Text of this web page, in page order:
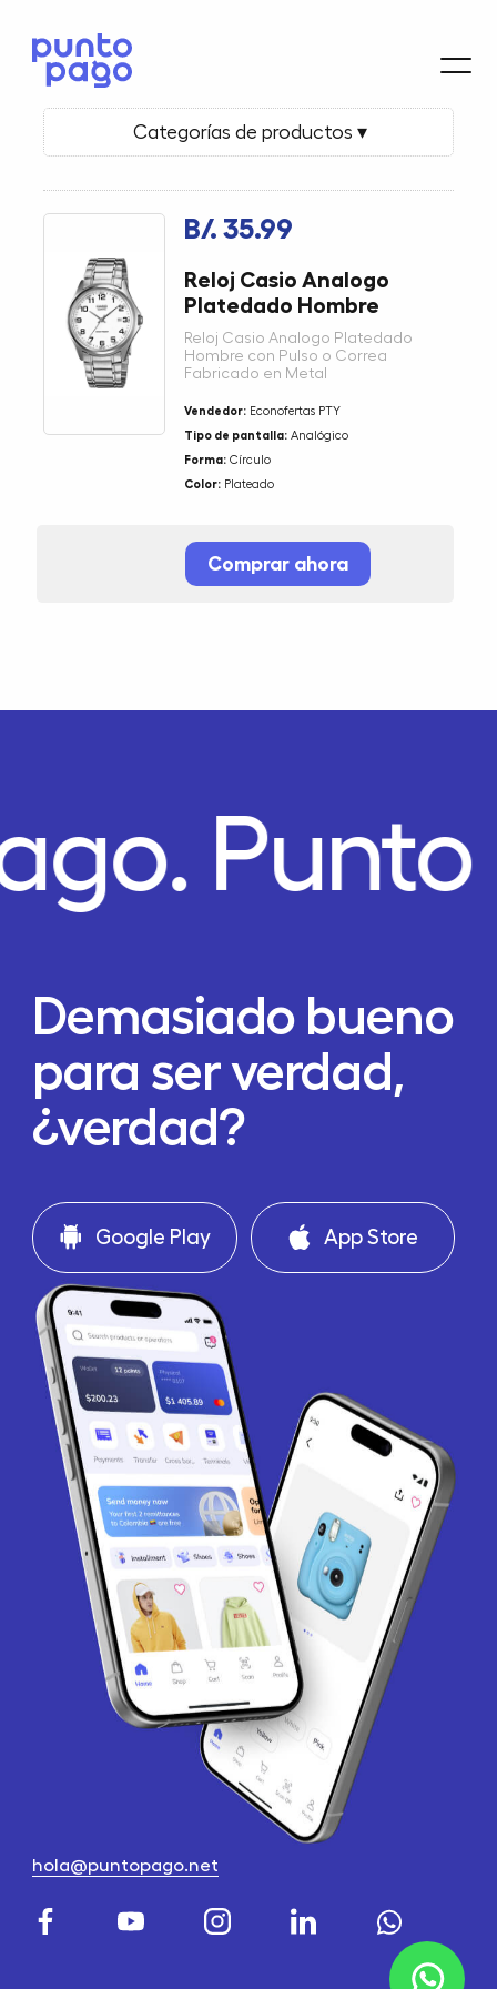
Categorías de productos ▾
B/. 35.99
Reloj Casio Analogo
Platedado Hombre
Reloj Casio Analogo Platedado
Hombre con Pulso o Correa
Fabricado en Metal
Vendedor: Econofertas PTY
Tipo de pantalla: Analógico
Forma: Círculo
Color: Plateado
Comprar ahora
Demasiado bueno
para ser verdad,
¿verdad?
Google Play App Store
hola@puntopago.net